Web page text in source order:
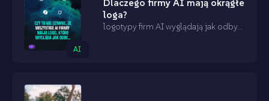
AI
loga?
logotypy firm AI wyglądają jak odby...